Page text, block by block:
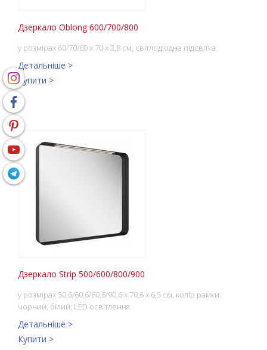
Дзеркало Oblong 600/700/800
у розмірах 60/70/80 x 70 x 3,8 см, світлодіодна підсвітка
Детальніше >
Купити >
Дзеркало Strip 500/600/800/900
у розмірах 50,6/60,6/80,6/90,6 x 70,6 x 6,5 см, колір рамки:
чорний, білий, LED освітлення
Детальніше >
Купити >